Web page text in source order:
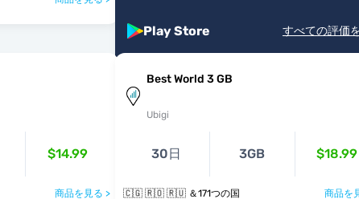
Play Store すべての評価
$14.99
商品を見る >
Best World 3 GB
Ubigi
30日 3GB $18.99
🇨🇬 🇷🇴 🇷🇺 ＆171つの国 商品を